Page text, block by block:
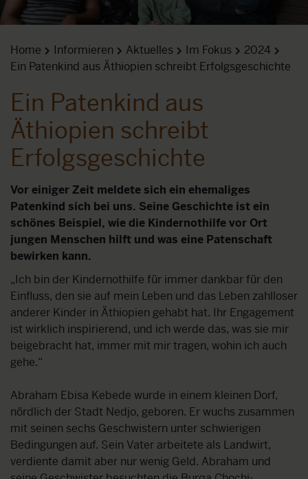
Home Informieren Aktuelles Im Fokus
2024
Ein Patenkind aus Äthiopien schreibt Erfolgsgeschichte
Ein Patenkind aus
Äthiopien schreibt
Erfolgsgeschichte
Vor einiger Zeit meldete sich ein ehemaliges
Patenkind sich bei uns. Seine Geschichte ist ein
schönes Beispiel, wie die Kindernothilfe vor Ort
jungen Menschen hilft und was eine Patenschaft
bewirken kann.
„Ich bin der Kindernothilfe für immer dankbar für den
Einfluss, den sie auf mein Leben und das Leben zahlloser
anderer Kinder in Äthiopien gehabt hat. Ihr Engagement
ist wirklich inspirierend, und ich werde das, was sie mir
beigebracht hat, immer mit mir tragen, wohin ich auch
gehe.“
Abraham Ebisa Kebede wurde in einem kleinen Dorf,
nördlich der Stadt Nedjo, geboren. Er wuchs zusammen
mit seinen sechs Geschwistern unter schwierigen
Bedingungen auf. Sein Vater arbeitete als Landwirt,
verdiente damit aber nur wenig Geld. Abraham und